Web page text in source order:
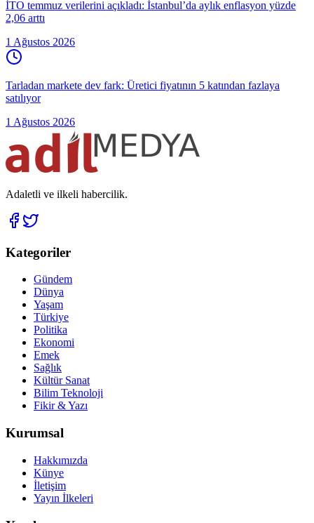
İTO temmuz verilerini açıkladı: İstanbul’da aylık enflasyon yüzde
2,06 arttı
1 Ağustos 2026
Tarladan markete dev fark: Üretici fiyatının 5 katından fazlaya
satılıyor
1 Ağustos 2026
Adaletli ve ilkeli habercilik.
Kategoriler
Gündem
Dünya
Yaşam
Türkiye
Politika
Ekonomi
Emek
Sağlık
Kültür Sanat
Bilim Teknoloji
Fikir & Yazı
Kurumsal
Hakkımızda
Künye
İletişim
Yayın İlkeleri